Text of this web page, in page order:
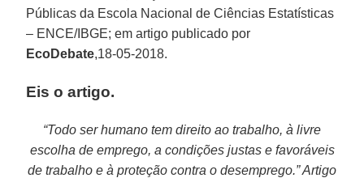
Públicas da Escola Nacional de Ciências Estatísticas
– ENCE/IBGE; em artigo publicado por
EcoDebate,18-05-2018.
Eis o artigo.
“Todo ser humano tem direito ao trabalho, à livre
escolha de emprego, a condições justas e favoráveis
de trabalho e à proteção contra o desemprego.” Artigo